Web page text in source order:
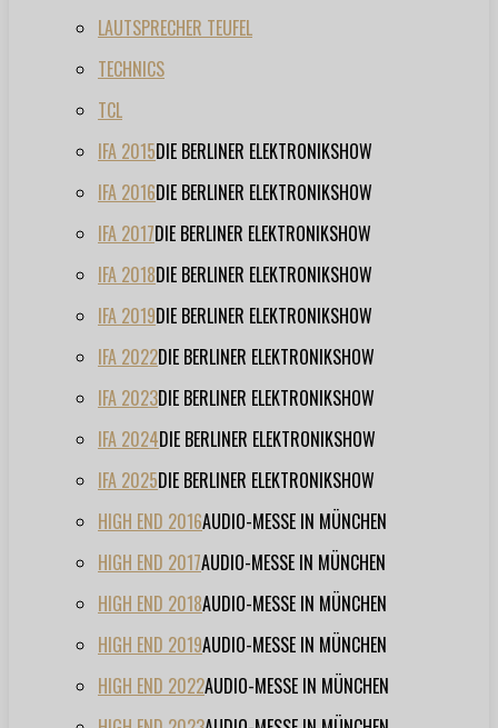
LAUTSPRECHER TEUFEL
TECHNICS
TCL
IFA 2015DIE BERLINER ELEKTRONIKSHOW
IFA 2016DIE BERLINER ELEKTRONIKSHOW
IFA 2017DIE BERLINER ELEKTRONIKSHOW
IFA 2018DIE BERLINER ELEKTRONIKSHOW
IFA 2019DIE BERLINER ELEKTRONIKSHOW
IFA 2022DIE BERLINER ELEKTRONIKSHOW
IFA 2023DIE BERLINER ELEKTRONIKSHOW
IFA 2024DIE BERLINER ELEKTRONIKSHOW
IFA 2025DIE BERLINER ELEKTRONIKSHOW
HIGH END 2016AUDIO-MESSE IN MÜNCHEN
HIGH END 2017AUDIO-MESSE IN MÜNCHEN
HIGH END 2018AUDIO-MESSE IN MÜNCHEN
HIGH END 2019AUDIO-MESSE IN MÜNCHEN
HIGH END 2022AUDIO-MESSE IN MÜNCHEN